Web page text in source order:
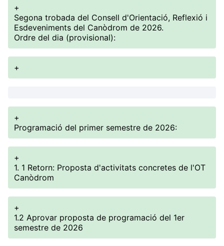
+
Segona trobada del Consell d'Orientació, Reflexió i
Esdeveniments del Canòdrom de 2026.
Ordre del dia (provisional):
+
+
Programació del primer semestre de 2026:
+
1. 1 Retorn: Proposta d'activitats concretes de l'OT
Canòdrom
+
1.2 Aprovar proposta de programació del 1er
semestre de 2026